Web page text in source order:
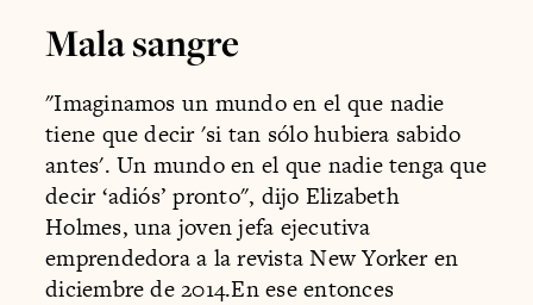
Mala sangre
"Imaginamos un mundo en el que nadie
tiene que decir 'si tan sólo hubiera sabido
antes'. Un mundo en el que nadie tenga que
decir ‘adiós’ pronto", dijo Elizabeth
Holmes, una joven jefa ejecutiva
emprendedora a la revista New Yorker en
diciembre de 2014.En ese entonces